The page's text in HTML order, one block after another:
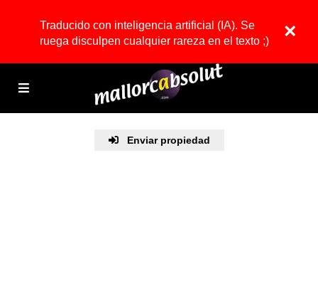
Traducido con inteligencia artificial (IA). Se
ruega disculpen cualquier rareza en el texto ;)
×
Enviar propiedad